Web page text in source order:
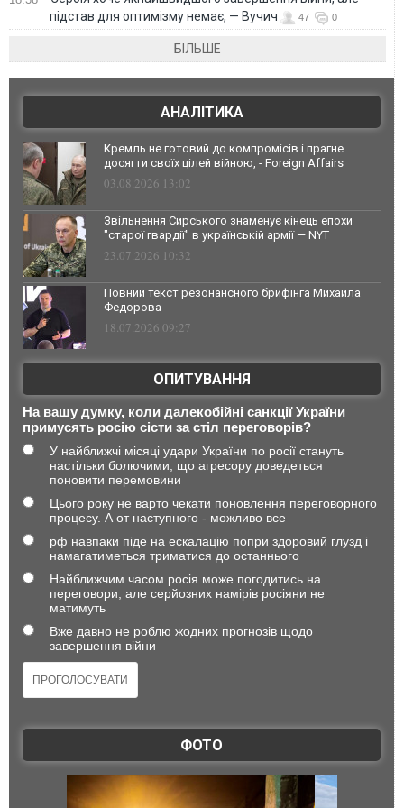
підстав для оптимізму немає, — Вучич
47 0
БІЛЬШЕ
АНАЛІТИКА
Кремль не готовий до компромісів і прагне
досягти своїх цілей війною, - Foreign Affairs
03.08.2026 13:02
Звільнення Сирського знаменує кінець епохи
"старої гвардії" в українській армії — NYT
23.07.2026 10:32
Повний текст резонансного брифінга Михайла
Федорова
18.07.2026 09:27
ОПИТУВАННЯ
На вашу думку, коли далекобійні санкції України
примусять росію сісти за стіл переговорів?
У найближчі місяці удари України по росії стануть
настільки болючими, що агресору доведеться
поновити перемовини
Цього року не варто чекати поновлення переговорного
процесу. А от наступного - можливо все
рф навпаки піде на ескалацію попри здоровий глузд і
намагатиметься триматися до останнього
Найближчим часом росія може погодитись на
переговори, але серйозних намірів росіяни не
матимуть
Вже давно не роблю жодних прогнозів щодо
завершення війни
ФОТО